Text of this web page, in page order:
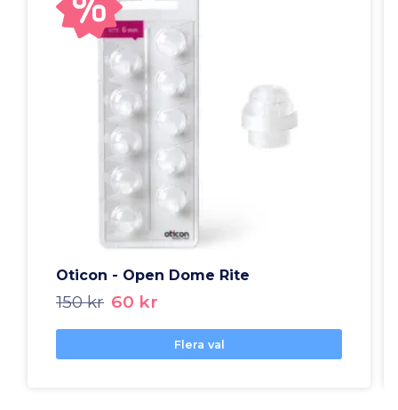
Oticon - Open Dome Rite
150 kr 60 kr
Flera val